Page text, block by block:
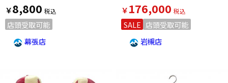
￥8,800
店頭受取可能
幕張店
￥176,000
SALE 店頭受取可能
岩槻店